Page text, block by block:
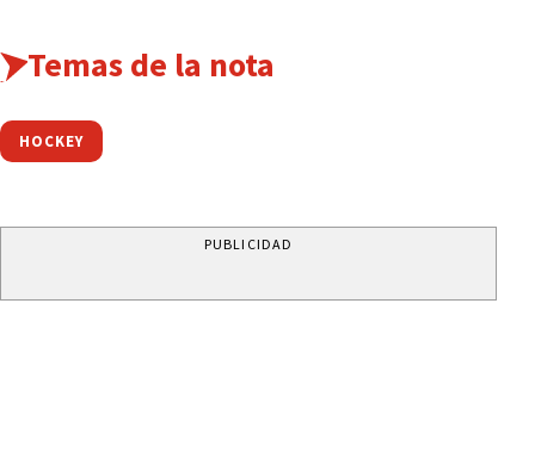
Temas de la nota
HOCKEY
PUBLICIDAD